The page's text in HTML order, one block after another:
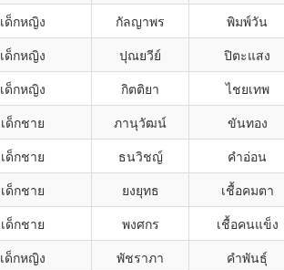
เด็กหญิง กัลญาพร พิมพ์วัน
เด็กหญิง ปุณยวีย์ ปิตะแสง
เด็กหญิง กิตติยา ไชยเทพ
เด็กชาย ภานุวัฒน์ ขันทอง
เด็กชาย ธนวิชญ์ คำอ่อน
เด็กชาย ยงยุทธ เชื้อคมตา
เด็กชาย พงศกร เชื้อคนแข็ง
เด็กหญิง พัชราภา คำพันธุ์